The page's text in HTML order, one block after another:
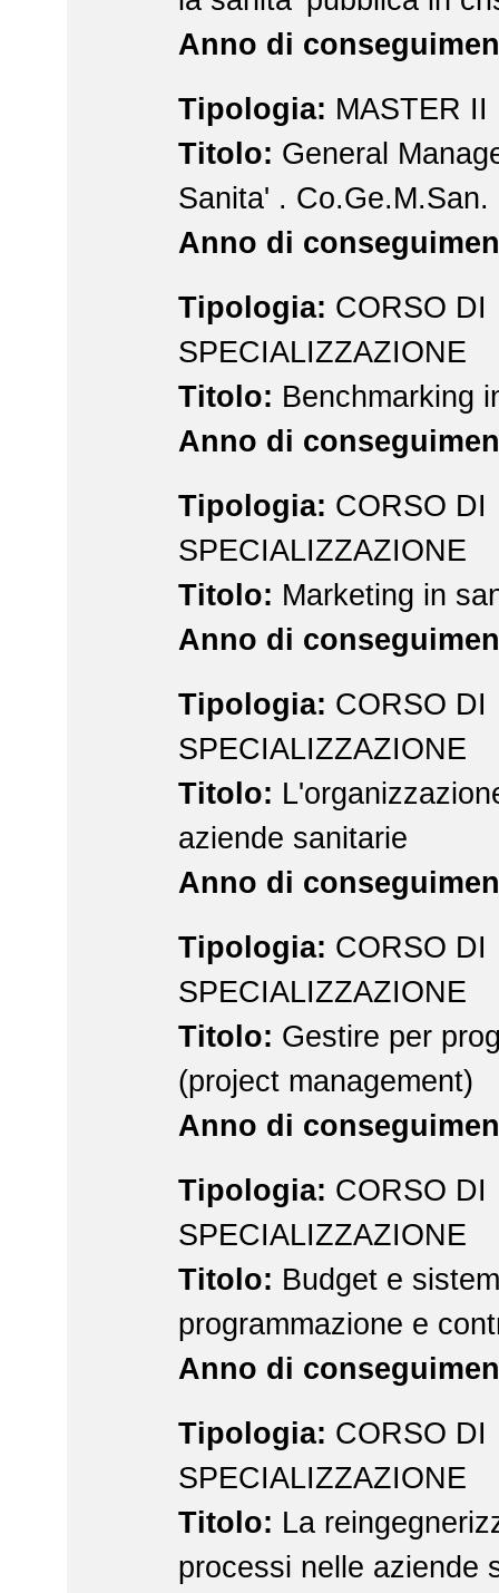
Anno di
Tipologia: MASTER II
Titolo: General
Sanita' . Co.Ge.M.San.
Anno di
Tipologia: CORSO DI
SPECIALIZZAZIONE
Titolo: Benchmarking
Anno di
Tipologia: CORSO DI
SPECIALIZZAZIONE
Titolo: Marketing in
Anno di
Tipologia: CORSO DI
SPECIALIZZAZIONE
Titolo:
aziende sanitarie
Anno di
Tipologia: CORSO DI
SPECIALIZZAZIONE
Titolo: Gestire per
(project management)
Anno di
Tipologia: CORSO DI
SPECIALIZZAZIONE
Titolo: Budget e
programmazione e
Anno di
Tipologia: CORSO DI
SPECIALIZZAZIONE
Titolo: La
processi nelle aziende